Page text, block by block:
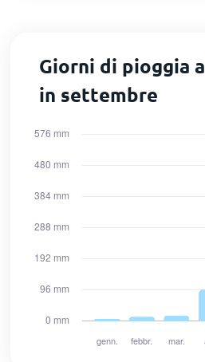
Giorni di pioggia
in settembre